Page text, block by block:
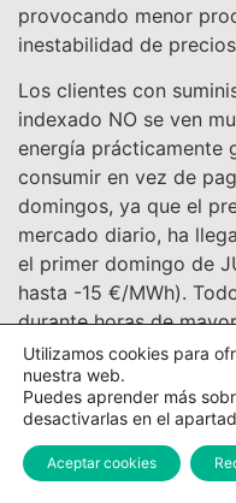
provocando menor
inestabilidad de
Los clientes con
indexado NO se ven
energía prácticamente
consumir en vez de
domingos, ya que el
mercado diario, ha
el primer domingo de
hasta -15 €/MWh).
durante horas de
precios nulos o
el 10J que el mínimo
puede generalizarse
precios del gas se
Utilizamos cookies para
nuestra web.
Puedes aprender más
desactivarlas en el
Aceptar cookies